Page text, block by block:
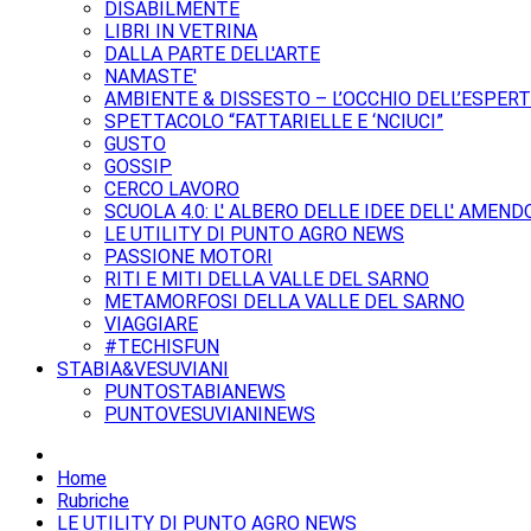
DISABILMENTE
LIBRI IN VETRINA
DALLA PARTE DELL'ARTE
NAMASTE'
AMBIENTE & DISSESTO – L’OCCHIO
SPETTACOLO “FATTARIELLE E ‘NCIUCI”
GUSTO
GOSSIP
CERCO LAVORO
SCUOLA 4.0: L' ALBERO DELLE IDEE DELL'
LE UTILITY DI PUNTO AGRO NEWS
PASSIONE MOTORI
RITI E MITI DELLA VALLE DEL SARNO
METAMORFOSI DELLA VALLE DEL SARNO
VIAGGIARE
#TECHISFUN
STABIA&VESUVIANI
PUNTOSTABIANEWS
PUNTOVESUVIANINEWS
Home
Rubriche
LE UTILITY DI PUNTO AGRO NEWS